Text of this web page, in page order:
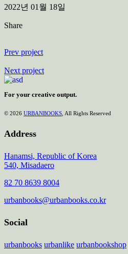
2022년 01월 18일
Share
Prev project
Next project
For your creative output.
© 2026 URBANBOOKS , All Rights Reserved
Address
Hanamsi, Republic of Korea
540, Misadaero
82 70 8639 8004
urbanbooks@urbanbooks.co.kr
Social
urbanbooks urbanlike urbanbookshop